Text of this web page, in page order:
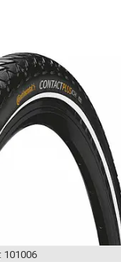
101006